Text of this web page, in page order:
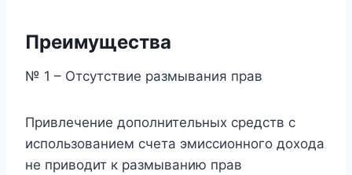
Преимущества
№ 1 – Отсутствие размывания прав
Привлечение дополнительных средств с
использованием счета эмиссионного дохода
не приводит к размыванию прав